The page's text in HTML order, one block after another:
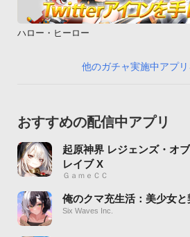
ハロー・ヒーロー
他のガチャ実施中アプリ
おすすめの配信中アプリ
起原神界 レジェンズ・オ
レイブ X
ＧａｍｅＣＣ
俺のクマ充生活：美少女
Six Waves Inc.